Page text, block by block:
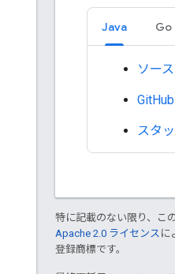
Java Go
ソー
スタ
特に記載のない限り、こ
Apache 2.0 ライセンス に
登録商標です。